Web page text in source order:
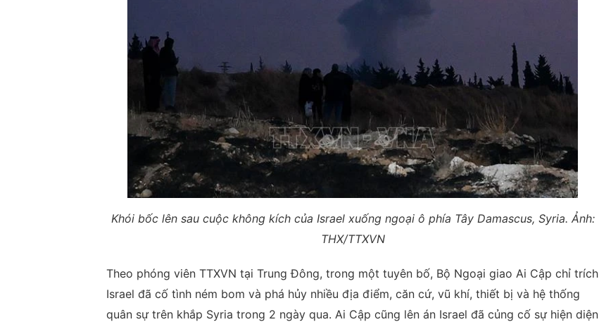
Khói bốc lên sau cuộc không kích của Israel xuống ngoại ô phía Tây Damascus, Syria. Ảnh:
THX/TTXVN
Theo phóng viên TTXVN tại Trung Đông, trong một tuyên bố, Bộ Ngoại giao Ai Cập chỉ trích
Israel đã cố tình ném bom và phá hủy nhiều địa điểm, căn cứ, vũ khí, thiết bị và hệ thống
quân sự trên khắp Syria trong 2 ngày qua. Ai Cập cũng lên án Israel đã củng cố sự hiện diện